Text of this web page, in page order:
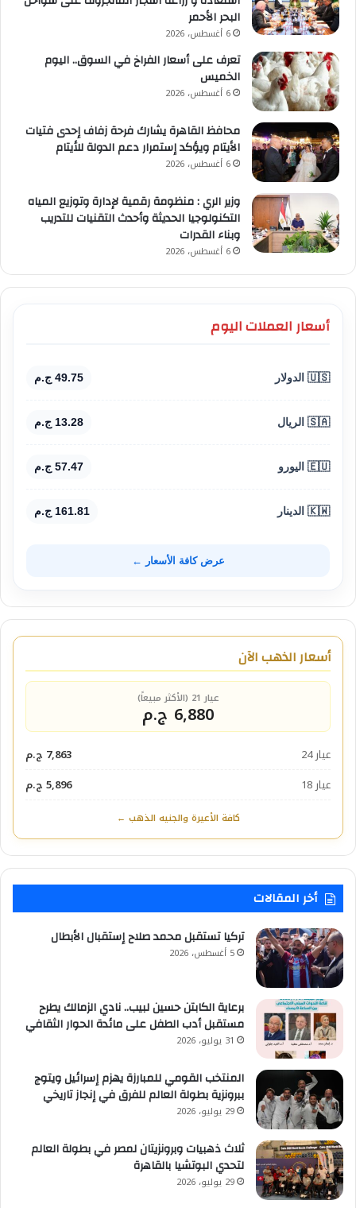
البحر الأحمر
6 أغسطس، 2026
تعرف على أسعار الفراخ في السوق.. اليوم
الخميس
6 أغسطس، 2026
محافظ القاهرة يشارك فرحة زفاف إحدى فتيات
الأيتام ويؤكد إستمرار دعم الدولة للأيتام
6 أغسطس، 2026
وزير الري : منظومة رقمية لإدارة وتوزيع المياه
التكنولوجيا الحديثة وأحدث التقنيات للتدريب
وبناء القدرات
6 أغسطس، 2026
أسعار العملات اليوم
🇺🇸 الدولار 49.75 ج.م
🇸🇦 الريال 13.28 ج.م
🇪🇺 اليورو 57.47 ج.م
🇰🇼 الدينار 161.81 ج.م
عرض كافة الأسعار ←
أسعار الذهب الآن
عيار 21 (الأكثر مبيعاً)
6,880 ج.م
عيار 24
7,863 ج.م
عيار 18
5,896 ج.م
كافة الأعيرة والجنيه الذهب ←
أخر المقالات
تركيا تستقبل محمد صلاح إستقبال الأبطال
5 أغسطس، 2026
برعاية الكابتن حسين لبيب.. نادي الزمالك يطرح
مستقبل أدب الطفل على مائدة الحوار الثقافي
31 يوليو، 2026
المنتخب القومي للمبارزة يهزم إسرائيل ويتوج
ببرونزية بطولة العالم للفرق في إنجاز تاريخي
29 يوليو، 2026
ثلاث ذهبيات وبرونزيتان لمصر في بطولة العالم
لتحدي البوتشيا بالقاهرة
29 يوليو، 2026